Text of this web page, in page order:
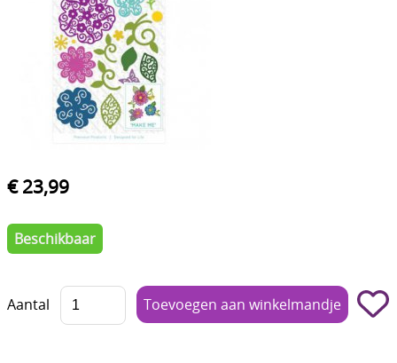
Lijm - Tape - Magneten
Papier - karton - enveloppen
Kaarten maken - Scrapbook
Boetseren - Modelleren
Bullet Journalling
Tekenen - Schrijven - kleuren
Basis
Video's
€ 23,99
Beschikbaar
Aantal